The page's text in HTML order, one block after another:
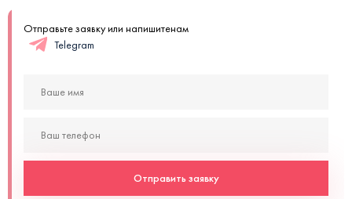
Отправьте заявку или напишитенам
Telegram
Отправить заявку